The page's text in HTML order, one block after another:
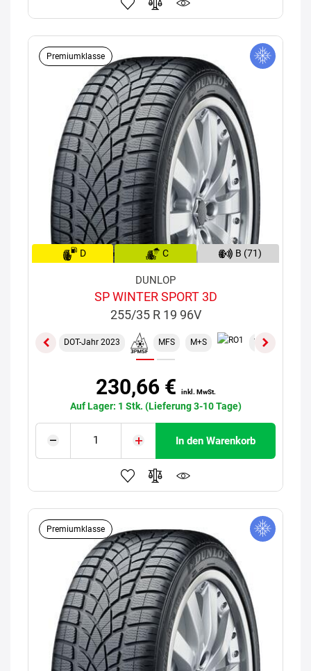
Premiumklasse
D C B (71)
DUNLOP
SP WINTER SPORT 3D
255/35 R 19 96V
DOT-Jahr 2023 MFS M+S TL
230,66 € inkl. MwSt.
Auf Lager: 1 Stk. (Lieferung 3-10 Tage)
In den Warenkorb
Premiumklasse